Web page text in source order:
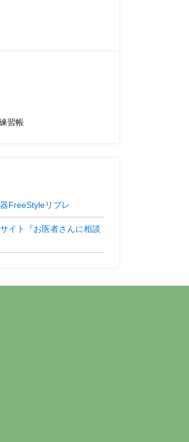
習帳
FreeStyleリブレ
イト『お医者さんに相談